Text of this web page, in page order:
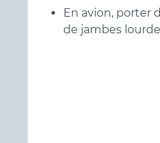
En avion, porter
de jambes